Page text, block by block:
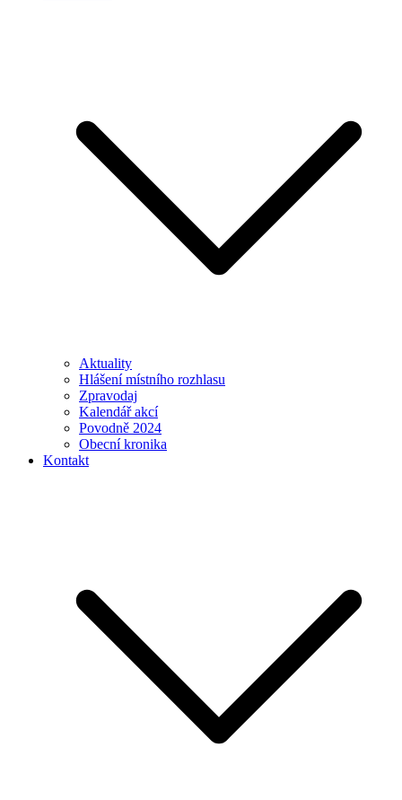
Aktuality
Hlášení místního rozhlasu
Zpravodaj
Kalendář akcí
Povodně 2024
Obecní kronika
Kontakt